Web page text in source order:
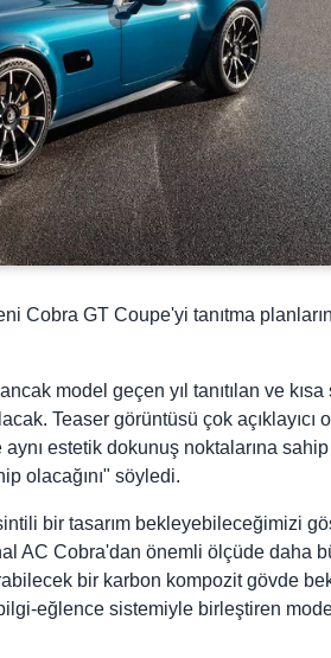
Cobra GT Coupe'yi tanıtma
model geçen yıl tanıtılan ve
Teaser görüntüsü çok açıklayıcı
estetik dokunuş noktalarına sahip
olacağını" söyledi.
bir tasarım bekleyebileceğimizi
AC Cobra'dan önemli ölçüde daha
bir karbon kompozit gövde
eğlence sistemiyle birleştiren